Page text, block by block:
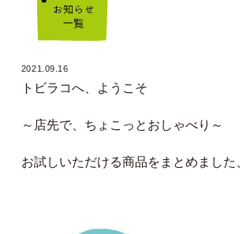
2021.09.16
トビラコへ、ようこそ
～店先で、ちょこっとおしゃべり～
お試しいただける商品をまとめました、